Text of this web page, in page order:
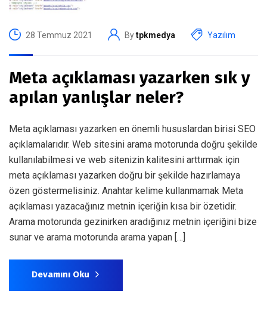
28 Temmuz 2021 Bytpkmedya Yazılım
Meta açıklaması yazarken sık y
apılan yanlışlar neler?
Meta açıklaması yazarken en önemli hususlardan birisi SEO
açıklamalarıdır. Web sitesini arama motorunda doğru şekilde
kullanılabilmesi ve web sitenizin kalitesini arttırmak için
meta açıklaması yazarken doğru bir şekilde hazırlamaya
özen göstermelisiniz. Anahtar kelime kullanmamak Meta
açıklaması yazacağınız metnin içeriğin kısa bir özetidir.
Arama motorunda gezinirken aradığınız metnin içeriğini bize
sunar ve arama motorunda arama yapan […]
Devamını Oku